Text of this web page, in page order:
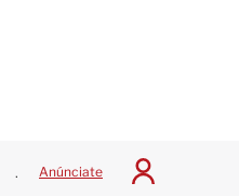
Juegos Centroamericanos
Anúnciate
I